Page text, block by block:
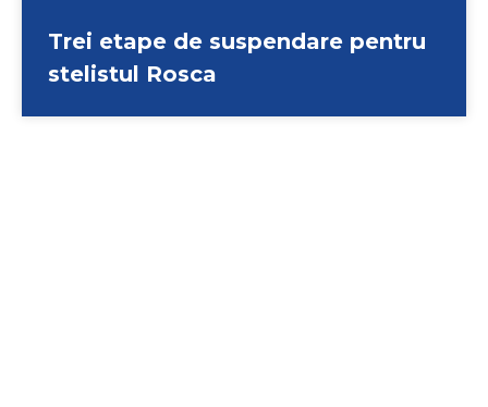
Trei etape de suspendare pentru
stelistul Rosca